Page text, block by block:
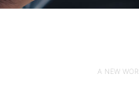
A NEW